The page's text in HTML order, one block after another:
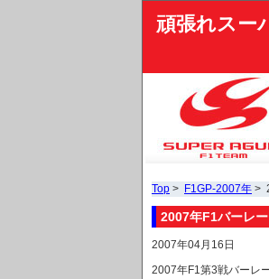
頑張れスー
Top > F1GP-2007年 >
2007年F1バーレ
2007年04月16日
2007年F1第3戦バーレ